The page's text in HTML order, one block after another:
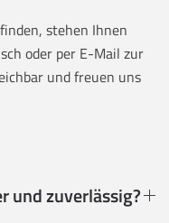
stehen Ihnen
oder per E-Mail zur
und freuen uns
und zuverlässig?